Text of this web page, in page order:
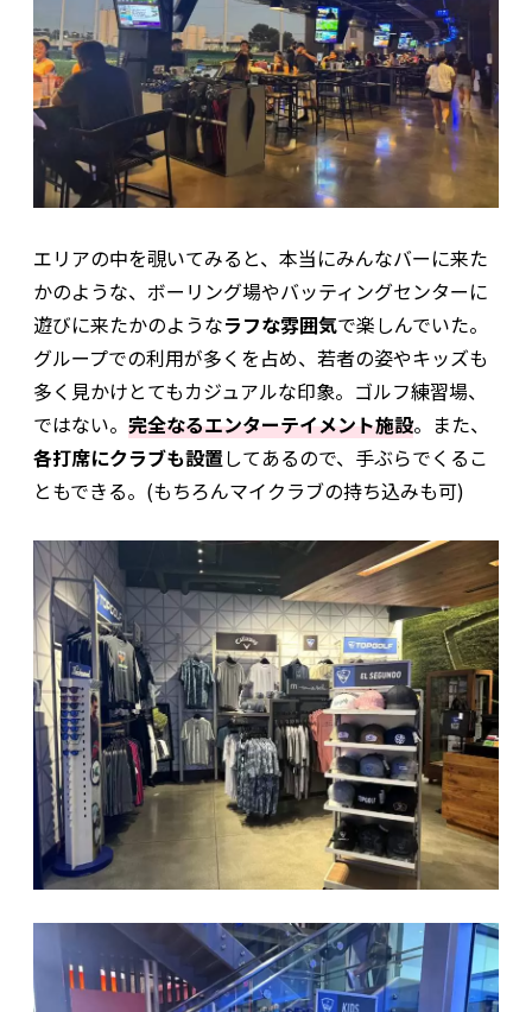
エリアの中を覗いてみると、本当にみんなバーに来た
かのような、ボーリング場やバッティングセンターに
遊びに来たかのようなラフな雰囲気で楽しんでいた。
グループでの利用が多くを占め、若者の姿やキッズも
多く見かけとてもカジュアルな印象。ゴルフ練習場、
ではない。 完全なるエンターテイメント施設。また、
各打席にクラブも設置してあるので、手ぶらでくるこ
ともできる。(もちろんマイクラブの持ち込みも可)